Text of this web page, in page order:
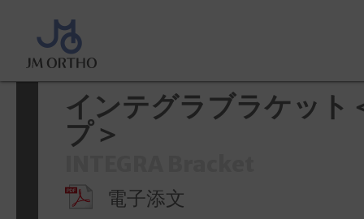
ホーム
ラケット＜ロスタイプ＞
インテグラブラケット
プ＞
電子添文